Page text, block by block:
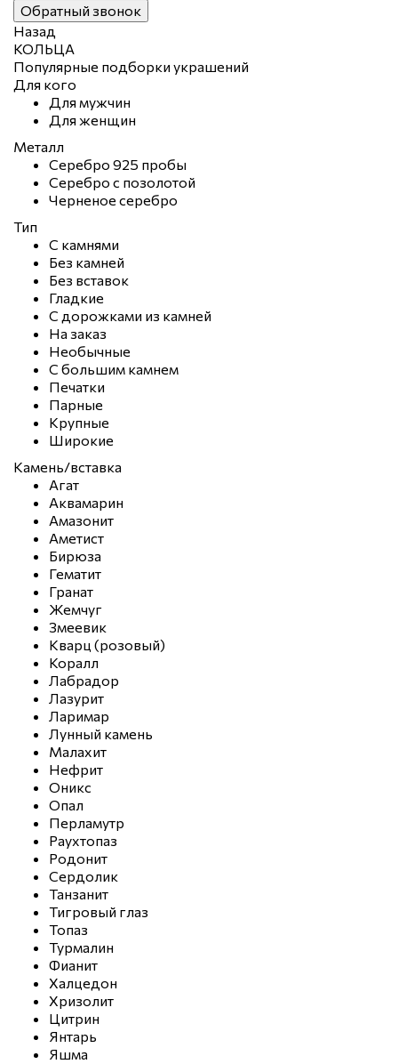
Обратный звонок
Назад
КОЛЬЦА
Популярные подборки украшений
Для кого
Для мужчин
Для женщин
Металл
Серебро 925 пробы
Серебро с позолотой
Черненое серебро
Тип
С камнями
Без камней
Без вставок
Гладкие
С дорожками из камней
На заказ
Необычные
С большим камнем
Печатки
Парные
Крупные
Широкие
Камень/вставка
Агат
Аквамарин
Амазонит
Аметист
Бирюза
Гематит
Гранат
Жемчуг
Змеевик
Кварц (розовый)
Коралл
Лабрадор
Лазурит
Ларимар
Лунный камень
Малахит
Нефрит
Оникс
Опал
Перламутр
Раухтопаз
Родонит
Сердолик
Танзанит
Тигровый глаз
Топаз
Турмалин
Фианит
Халцедон
Хризолит
Цитрин
Янтарь
Яшма